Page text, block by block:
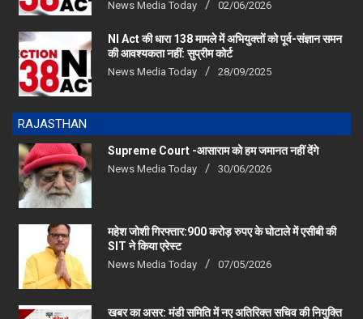
की आवश्यकता नहीं: सुप्रीम कोर्ट
News Media Today 28/09/2025
News Media Today 30/06/2026
SIT ने किया एरेस्‍ट
News Media Today
News Media Today 29/04/2026